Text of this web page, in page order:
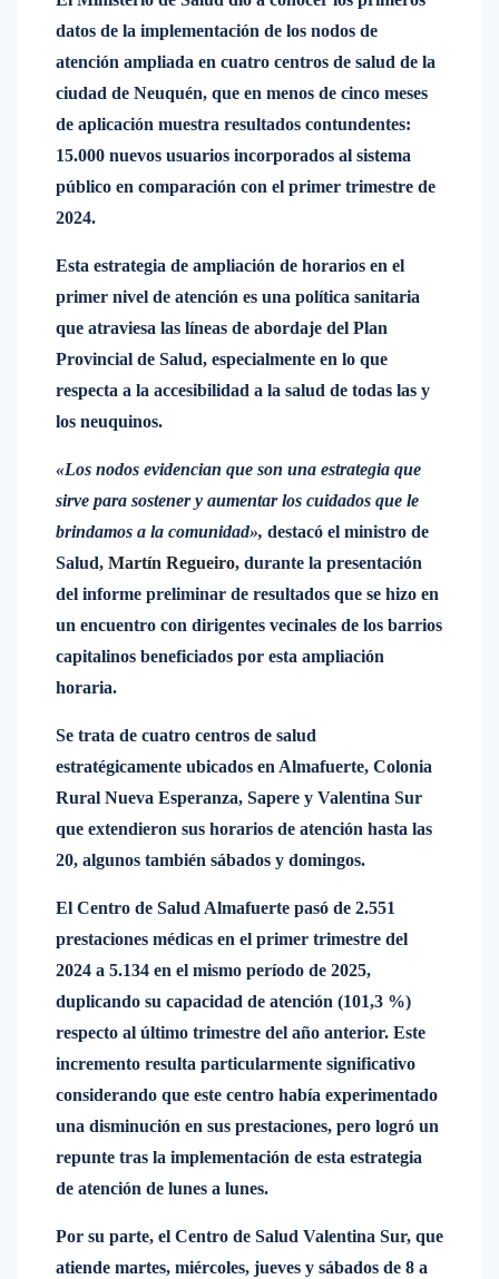
datos de la implementación de los nodos de
atención ampliada en cuatro centros de salud de la
ciudad de Neuquén, que en menos de cinco meses
de aplicación muestra resultados contundentes:
15.000 nuevos usuarios incorporados al sistema
público en comparación con el primer trimestre de
2024.
Esta estrategia de ampliación de horarios en el
primer nivel de atención es una política sanitaria
que atraviesa las líneas de abordaje del Plan
Provincial de Salud, especialmente en lo que
respecta a la accesibilidad a la salud de todas las y
los neuquinos.
«Los nodos evidencian que son una estrategia que
sirve para sostener y aumentar los cuidados que le
brindamos a la comunidad», destacó el ministro de
Salud, Martín Regueiro, durante la presentación
del informe preliminar de resultados que se hizo en
un encuentro con dirigentes vecinales de los barrios
capitalinos beneficiados por esta ampliación
horaria.
Se trata de cuatro centros de salud
estratégicamente ubicados en Almafuerte, Colonia
Rural Nueva Esperanza, Sapere y Valentina Sur
que extendieron sus horarios de atención hasta las
20, algunos también sábados y domingos.
El Centro de Salud Almafuerte pasó de 2.551
prestaciones médicas en el primer trimestre del
2024 a 5.134 en el mismo período de 2025,
duplicando su capacidad de atención (101,3 %)
respecto al último trimestre del año anterior. Este
incremento resulta particularmente significativo
considerando que este centro había experimentado
una disminución en sus prestaciones, pero logró un
repunte tras la implementación de esta estrategia
de atención de lunes a lunes.
Por su parte, el Centro de Salud Valentina Sur, que
atiende martes, miércoles, jueves y sábados de 8 a